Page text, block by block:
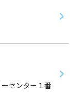
センター１番